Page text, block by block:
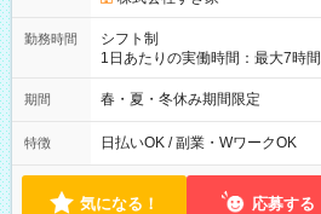
勤務時間
シフト制
1日あたりの実働時間：最大7時
週2日～・1日2h～OK◎ ※22:00
のみ勤務可能です（18歳未満の深夜業
す。 必ず、2名以上での勤務を行
す。
期間 春・夏・冬休み期間限定
特徴 日払いOK / 副業・WワークOK
気になる！ 応募する